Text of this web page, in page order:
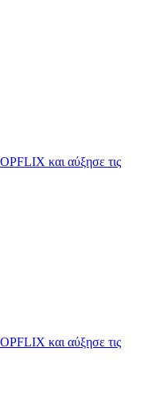
και αύξησε τις
και αύξησε τις